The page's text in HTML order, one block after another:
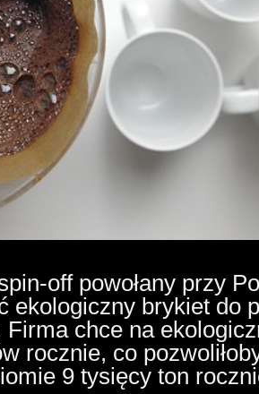
off powołany przy
ekologiczny brykiet do
chce na
rocznie, co
9 tysięcy ton